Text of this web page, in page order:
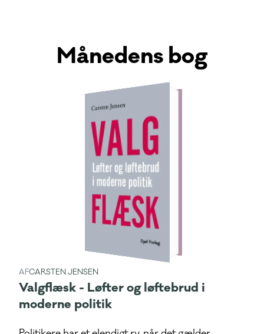
Månedens bog
AFCARSTEN JENSEN
Valgflæsk - Løfter og løftebrud i
moderne politik